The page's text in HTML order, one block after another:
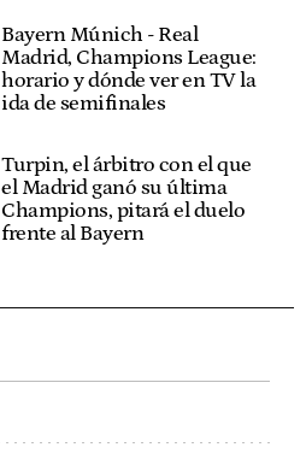
Bayern Múnich - Real
Madrid, Champions League:
horario y dónde ver en TV la
ida de semifinales
Turpin, el árbitro con el que
el Madrid ganó su última
Champions, pitará el duelo
frente al Bayern